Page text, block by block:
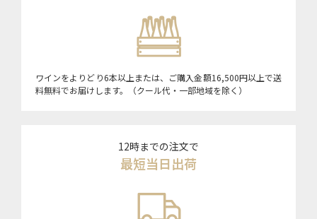
ワインをよりどり6本以上または、ご購入金額16,500円以上で送
料無料でお届けします。（クール代・一部地域を除く）
12時までの注文で
最短当日出荷